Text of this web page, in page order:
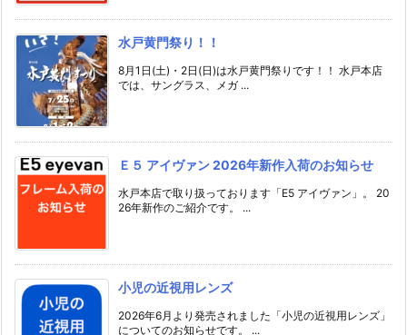
水戸黄門祭り！！
8月1日(土)・2日(日)は水戸黄門祭りです！！ 水戸本店
では、サングラス、メガ ...
Ｅ５ アイヴァン 2026年新作入荷のお知らせ
水戸本店で取り扱っております「E5 アイヴァン」。 20
26年新作のご紹介です。 ...
小児の近視用レンズ
2026年6月より発売されました「小児の近視用レンズ」
についてのお知らせです。 ...